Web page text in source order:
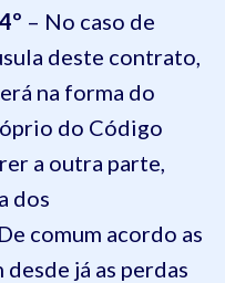
– No caso de
deste contrato,
na forma do
do Código
a outra parte,
dos
comum acordo as
já as perdas